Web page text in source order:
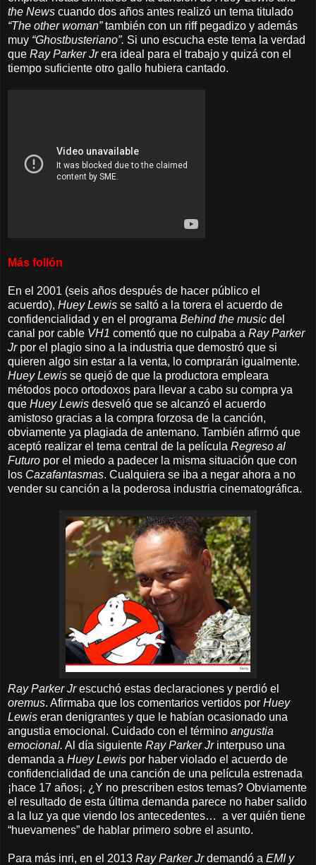
the News cuando dos años antes realizó un tema titulado
“The other woman”también con un riff pegadizo y además
muy “Ghostbusteriano”. Si uno escucha este tema la verdad
que Ray Parker Jrera ideal para el trabajo y quizá con el
tiempo suficiente otro gallo hubiera cantado.
Más follón
En el 2001 (seis años después de hacer público el
acuerdo), Huey Lewis se saltó a la torera el acuerdo de
confidencialidad y en el programa Behind the music del
canal por cable VH1 comentó que no culpaba a Ray Parker
Jrpor el plagio sino a la industria que demostró que si
quieren algo sin estar a la venta, lo comprarán igualmente.
Huey Lewis se quejó de que la productora empleara
métodos poco ortodoxos para llevar a cabo su compra ya
que Huey Lewis desveló que se alcanzó el acuerdo
amistoso gracias a la compra forzosa de la canción,
obviamente ya plagiada de antemano. También afirmó que
aceptó realizar el tema central de la película Regreso al
Futuro por el miedo a padecer la misma situación que con
los Cazafantasmas. Cualquiera se iba a negar ahora a no
vender su canción a la poderosa industria cinematográfica.
Ray Parker Jrescuchó estas declaraciones y perdió el
oremus. Afirmaba que los comentarios vertidos por Huey
Lewis eran denigrantes y que le habían ocasionado una
angustia emocional. Cuidado con el término angustia
emocional. Al día siguiente Ray Parker Jrinterpuso una
demanda a Huey Lewis por haber violado el acuerdo de
confidencialidad de una canción de una película estrenada
¡hace 17 años¡. ¿Y no prescriben estos temas? Obviamente
el resultado de esta última demanda parece no haber salido
a la luz ya que viendo los antecedentes… a ver quién tiene
“huevamenes” de hablar primero sobre el asunto.
Para más inri, en el 2013 Ray Parker Jrdemandó a EMI y